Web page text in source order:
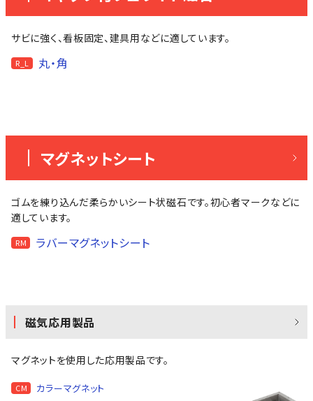
サビに強く、看板固定、建具用などに適しています。
R_L 丸・角
マグネットシート
ゴムを練り込んだ柔らかいシート状磁石です。初心者マークなどに
適しています。
RM ラバーマグネットシート
磁気応用製品
マグネットを使用した応用製品です。
CM カラーマグネット